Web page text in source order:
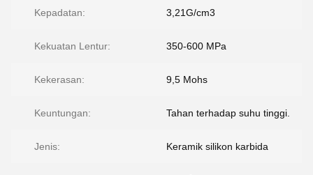
Kepadatan: 3,21G/cm3
Kekuatan Lentur: 350-600 MPa
Kekerasan: 9,5 Mohs
Keuntungan: Tahan terhadap suhu tinggi.
Jenis: Keramik silikon karbida